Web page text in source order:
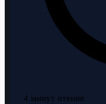
4 минут чтения